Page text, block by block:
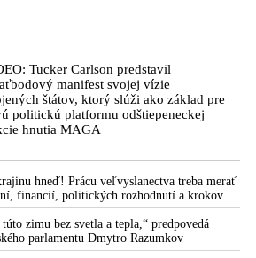
Tucker Carlson predstavil
manifest svojej vízie
štátov, ktorý slúži ako základ pre
politickú platformu odštiepeneckej
hnutia MAGA
hneď! Prácu veľvyslanectva treba merať
financií, politických rozhodnutí a krokov
Volodymyr Zelenskyj zhromaždeným
Kyjeve. Donald Trump mu potom odkázal,
protiraketové systémy Patriot
zimu bez svetla a tepla,“ predpovedá
parlamentu Dmytro Razumkov